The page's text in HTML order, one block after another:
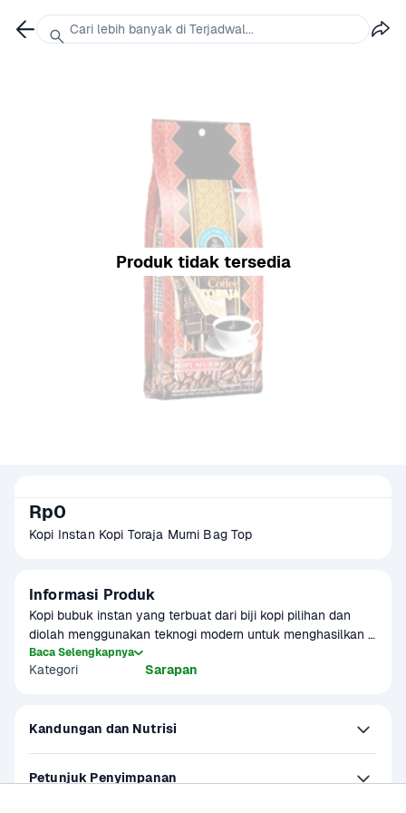
Produk tidak tersedia
Rp0
Kopi Instan Kopi Toraja Murni Bag Top
Informasi Produk
Kopi bubuk instan yang terbuat dari biji kopi pilihan dan
diolah menggunakan teknogi modern untuk menghasilkan
kopi yang harum dan nikmat. Rasa dan aroma yang spesial
memberikan sensasi minum kopi yang istimewa dengan
Baca Selengkapnya
Kategori Sarapan
Kandungan dan Nutrisi
Petunjuk Penyimpanan
Cari lebih banyak di Terjadwal...